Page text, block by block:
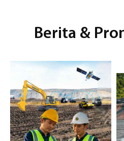
Berita &